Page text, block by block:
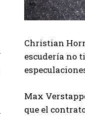
Christian
escudería no
Max
que el